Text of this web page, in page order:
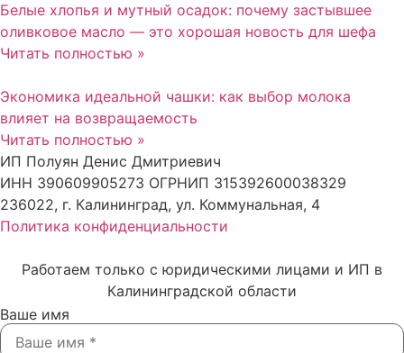
Белые хлопья и мутный осадок: почему застывшее
оливковое масло — это хорошая новость для шефа
Читать полностью »
Экономика идеальной чашки: как выбор молока
влияет на возвращаемость
Читать полностью »
ИП Полуян Денис Дмитриевич
ИНН 390609905273 ОГРНИП 315392600038329
236022, г. Калининград, ул. Коммунальная, 4
Политика конфиденциальности
Работаем только с юридическими лицами и ИП в
Калининградской области
Ваше имя